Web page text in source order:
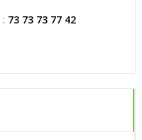
73 73 73 77 42